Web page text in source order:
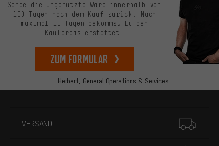
Herbert, General Operations & Services
Sende die ungenutzte Ware innerhalb von
100 Tagen nach dem Kauf zurück. Nach
maximal 10 Tagen bekommst Du den
Kaufpreis erstattet.
zum Formular
VERSAND